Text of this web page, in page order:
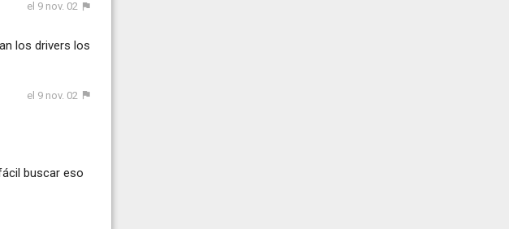
el 9 nov. 02
los drivers los
el 9 nov. 02
buscar eso